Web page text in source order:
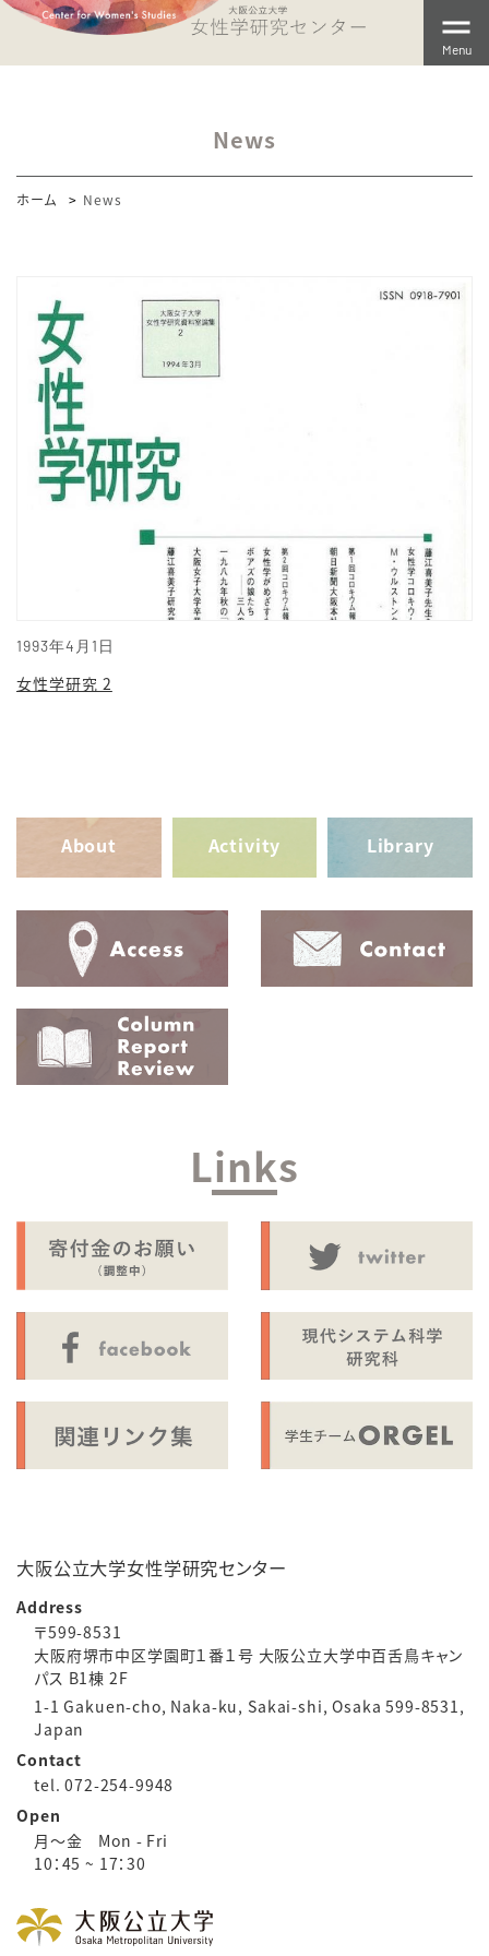
Menu
News
ホーム News
1993年4月1日
女性学研究 2
About Activity Library
Links
大阪公立大学女性学研究センター
Address
〒599-8531
大阪府堺市中区学園町１番１号 大阪公立大学中百舌鳥キャン
パス B1棟 2F
1-1 Gakuen-cho, Naka-ku, Sakai-shi, Osaka 599-8531,
Japan
Contact
tel. 072-254-9948
Open
月～金 Mon - Fri
10：45 ~ 17：30